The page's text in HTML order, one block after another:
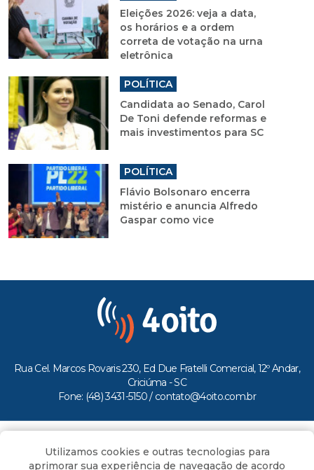
Eleições 2026: veja a data,
os horários e a ordem
correta de votação na urna
eletrônica
POLÍTICA
Candidata ao Senado, Carol
De Toni defende reformas e
mais investimentos para SC
POLÍTICA
Flávio Bolsonaro encerra
mistério e anuncia Alfredo
Gaspar como vice
Rua Cel. Marcos Rovaris 230, Ed Due Fratelli Comercial, 12º Andar,
Criciúma - SC
Fone: (48) 3431-5150 / contato@4oito.com.br
Todos os direitos reservados ao Portal 4oito
Utilizamos cookies e outras tecnologias para
aprimorar sua experiência de navegação de acordo